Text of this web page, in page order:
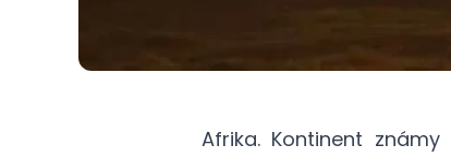
Afrika. Kontinent